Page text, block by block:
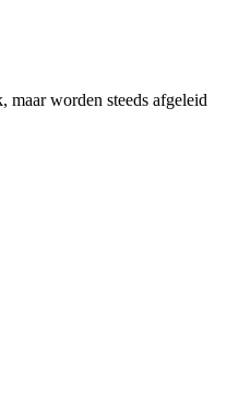
maar worden steeds afgeleid